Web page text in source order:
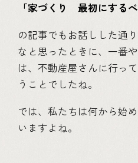
「家づくり 最初にする
の記事でもお話しした通
なと思ったときに、一番
は、不動産屋さんに行っ
うことでしたね。
では、私たちは何から始
いますよね。